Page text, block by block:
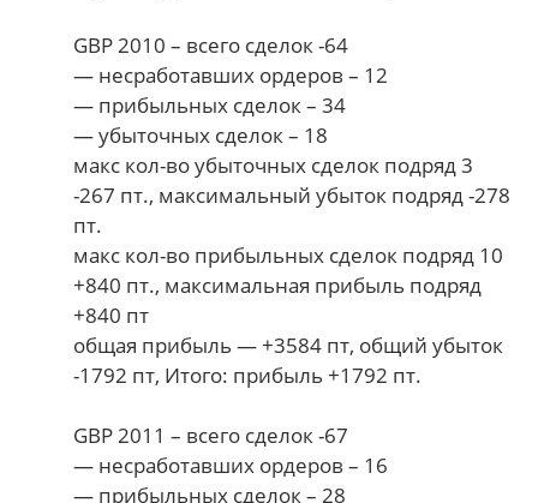
GBP 2010 – всего сделок -64
— несработавших ордеров – 12
— прибыльных сделок – 34
— убыточных сделок – 18
макс кол-во убыточных сделок подряд 3
-267 пт., максимальный убыток подряд -278
пт.
макс кол-во прибыльных сделок подряд 10
+840 пт., максимальная прибыль подряд
+840 пт
общая прибыль — +3584 пт, общий убыток
-1792 пт, Итого: прибыль +1792 пт.
GBP 2011 – всего сделок -67
— несработавших ордеров – 16
— прибыльных сделок – 28